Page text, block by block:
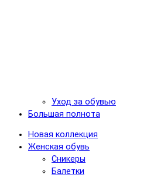
Уход за обувью
Большая полнота
Новая коллекция
Женская обувь
Сникеры
Балетки